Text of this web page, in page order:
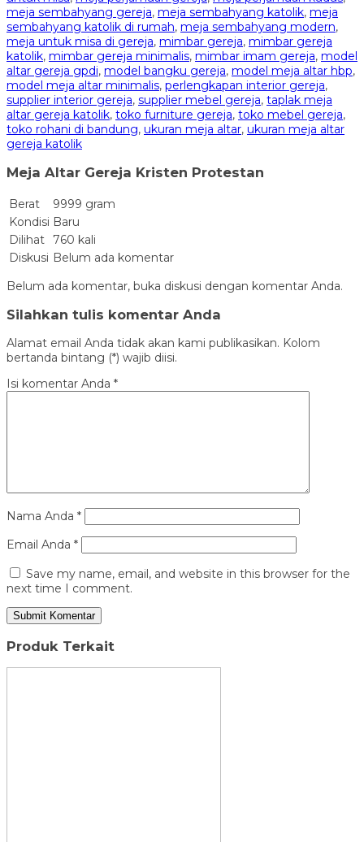
meja sembahyang gereja, meja sembahyang katolik, meja
sembahyang katolik di rumah, meja sembahyang modern,
meja untuk misa di gereja, mimbar gereja, mimbar gereja
katolik, mimbar gereja minimalis, mimbar imam gereja, model
altar gereja gpdi, model bangku gereja, model meja altar hbp,
model meja altar minimalis, perlengkapan interior gereja,
supplier interior gereja, supplier mebel gereja, taplak meja
altar gereja katolik, toko furniture gereja, toko mebel gereja,
toko rohani di bandung, ukuran meja altar, ukuran meja altar
gereja katolik
Meja Altar Gereja Kristen Protestan
Berat
9999 gram
Kondisi Baru
Dilihat
760 kali
Diskusi Belum ada komentar
Belum ada komentar, buka diskusi dengan komentar Anda.
Silahkan tulis komentar Anda
Alamat email Anda tidak akan kami publikasikan. Kolom
bertanda bintang (*) wajib diisi.
Isi komentar Anda *
Nama Anda *
Email Anda *
Save my name, email, and website in this browser for the
next time I comment.
Produk Terkait